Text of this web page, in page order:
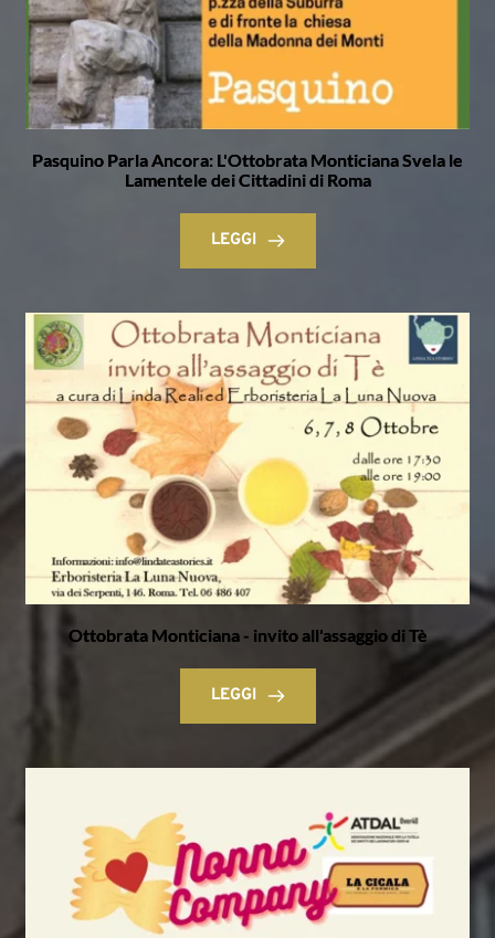
Pasquino Parla Ancora: L'Ottobrata Monticiana Svela le
Lamentele dei Cittadini di Roma
LEGGI
Ottobrata Monticiana - invito all'assaggio di Tè
LEGGI